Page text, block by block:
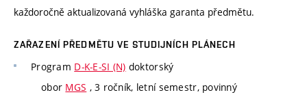
každoročně aktualizovaná vyhláška garanta předmětu.
ZAŘAZENÍ PŘEDMĚTU VE STUDIJNÍCH PLÁNECH
Program D-K-E-SI (N) doktorský
obor MGS , 3 ročník, letní semestr, povinný